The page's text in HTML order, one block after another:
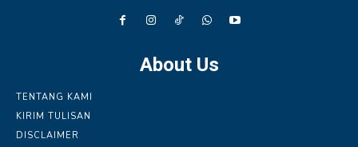
About Us
TENTANG KAMI
KIRIM TULISAN
DISCLAIMER